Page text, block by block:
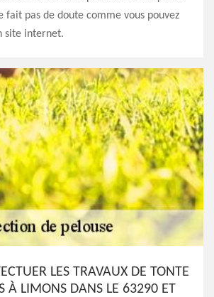
fait pas de doute comme vous pouvez
site internet.
LES TRAVAUX DE TONTE
À LIMONS DANS LE 63290 ET